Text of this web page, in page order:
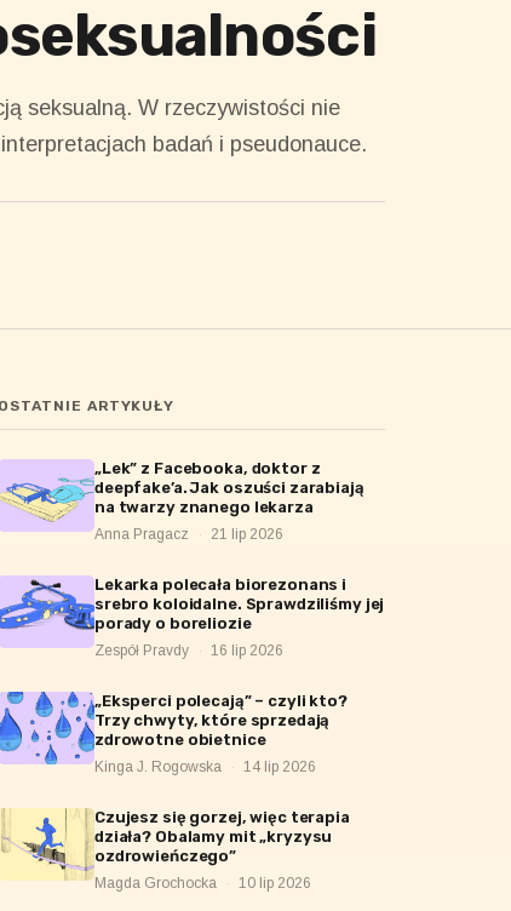
seksualną. W rzeczywistości nie
badań i pseudonauce.
OSTATNIE ARTYKUŁY
„Lek” z Facebooka, doktor z
deepfake’a. Jak oszuści zarabiają
na twarzy znanego lekarza
Anna Pragacz · 21 lip 2026
Lekarka polecała biorezonans i
srebro koloidalne. Sprawdziliśmy jej
porady o boreliozie
Zespół Pravdy · 16 lip 2026
„Eksperci polecają” – czyli kto?
Trzy chwyty, które sprzedają
zdrowotne obietnice
Kinga J. Rogowska · 14 lip 2026
Czujesz się gorzej, więc terapia
działa? Obalamy mit „kryzysu
ozdrowieńczego”
Magda Grochocka · 10 lip 2026